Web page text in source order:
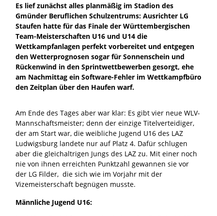
Es lief zunächst alles planmäßig im Stadion des
Gmünder Beruflichen Schulzentrums: Ausrichter LG
Staufen hatte für das Finale der Württembergischen
Team-Meisterschaften U16 und U14 die
Wettkampfanlagen perfekt vorbereitet und entgegen
den Wetterprognosen sogar für Sonnenschein und
Rückenwind in den Sprintwettbewerben gesorgt, ehe
am Nachmittag ein Software-Fehler im Wettkampfbüro
den Zeitplan über den Haufen warf.
Am Ende des Tages aber war klar: Es gibt vier neue WLV-
Mannschaftsmeister; denn der einzige Titelverteidiger,
der am Start war, die weibliche Jugend U16 des LAZ
Ludwigsburg landete nur auf Platz 4. Dafür schlugen
aber die gleichaltrigen Jungs des LAZ zu. Mit einer noch
nie von ihnen erreichten Punktzahl gewannen sie vor
der LG Filder, die sich wie im Vorjahr mit der
Vizemeisterschaft begnügen musste.
Männliche Jugend U16: